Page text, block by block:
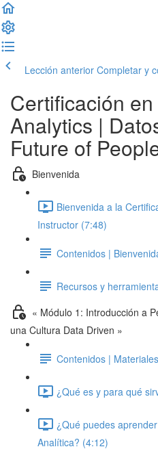
Lección anterior Completar y
Certificación
Analytics |
Future of
Bienvenida
Bienvenida a la
Instructor (7:48)
Contenidos |
Recursos y
« Módulo 1: Introducción a
una Cultura Data Driven »
Contenidos |
¿Qué es y para qué
¿Qué puedes
Analítica? (4:12)